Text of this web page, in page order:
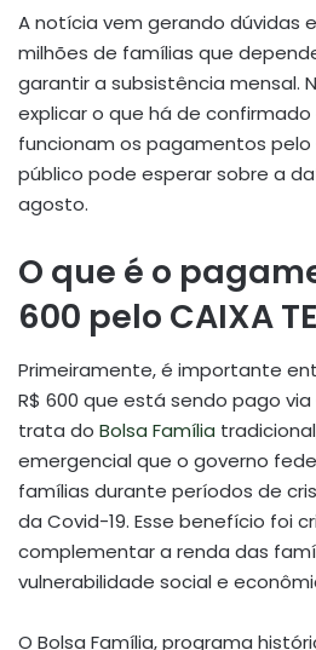
A notícia vem gerando dúvidas
milhões de famílias que
garantir a subsistência mensal.
explicar o que há de
funcionam os pagamentos pelo
público pode esperar sobre a
agosto.
O que é o
600 pelo CAIXA
Primeiramente, é importante
R$ 600 que está sendo pago via
trata do Bolsa Família
emergencial que o governo
famílias durante períodos de
da Covid-19. Esse benefício foi
complementar a renda das
vulnerabilidade social e
O Bolsa Família, programa